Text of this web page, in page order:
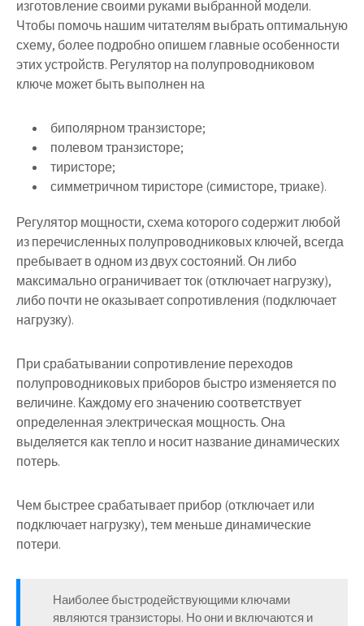
изготовление своими руками выбранной модели.
Чтобы помочь нашим читателям выбрать оптимальную
схему, более подробно опишем главные особенности
этих устройств. Регулятор на полупроводниковом
ключе может быть выполнен на
биполярном транзисторе;
полевом транзисторе;
тиристоре;
симметричном тиристоре (симисторе, триаке).
Регулятор мощности, схема которого содержит любой
из перечисленных полупроводниковых ключей, всегда
пребывает в одном из двух состояний. Он либо
максимально ограничивает ток (отключает нагрузку),
либо почти не оказывает сопротивления (подключает
нагрузку).
При срабатывании сопротивление переходов
полупроводниковых приборов быстро изменяется по
величине. Каждому его значению соответствует
определенная электрическая мощность. Она
выделяется как тепло и носит название динамических
потерь.
Чем быстрее срабатывает прибор (отключает или
подключает нагрузку), тем меньше динамические
потери.
Наиболее быстродействующими ключами
являются транзисторы. Но они и включаются и